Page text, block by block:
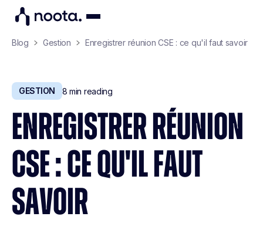
Blog Gestion Enregistrer réunion CSE : ce qu'il faut savoir
GESTION 8 min reading
ENREGISTRER RÉUNION
CSE : CE QU'IL FAUT
SAVOIR